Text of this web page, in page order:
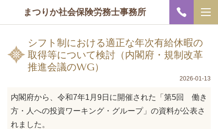
まつりか社会保険労務士事務所
シフト制における適正な年次有給休暇の
取得等について検討（内閣府・規制改革
推進会議のWG）
2026-01-13
内閣府から、令和7年1月9日に開催された「第5回 働き
方・人への投資ワーキング・グループ」の資料が公表さ
れました。